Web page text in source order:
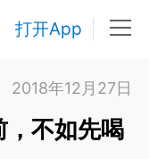
打开App
2018年12月27日
不如先喝